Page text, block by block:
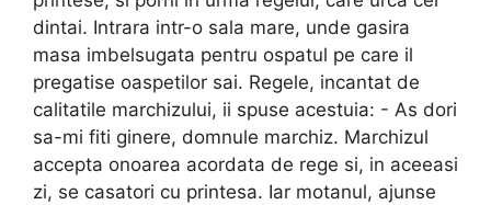
dintai. Intrara intr-o sala mare, unde gasira
masa imbelsugata pentru ospatul pe care il
pregatise oaspetilor sai. Regele, incantat de
calitatile marchizului, ii spuse acestuia: - As dori
sa-mi fiti ginere, domnule marchiz. Marchizul
accepta onoarea acordata de rege si, in aceeasi
zi, se casatori cu printesa. Iar motanul, ajunse